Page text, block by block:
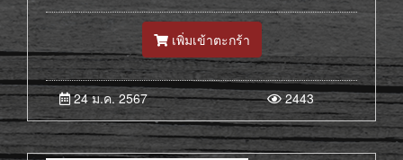
เพิ่มเข้าตะกร้า
24 ม.ค. 2567 2443